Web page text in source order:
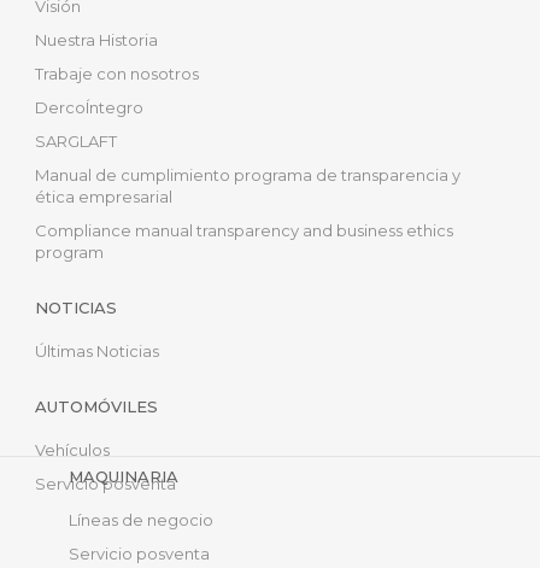
Visión
Nuestra Historia
Trabaje con nosotros
DercoÍntegro
SARGLAFT
Manual de cumplimiento programa de transparencia y
ética empresarial
Compliance manual transparency and business ethics
program
NOTICIAS
Últimas Noticias
AUTOMÓVILES
Vehículos
Servicio posventa
MAQUINARIA
Líneas de negocio
Servicio posventa